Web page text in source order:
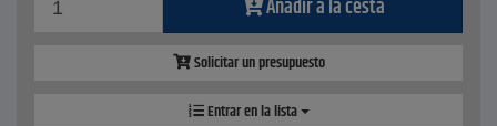
Añadir a la cesta
Solicitar un presupuesto
Entrar en la lista